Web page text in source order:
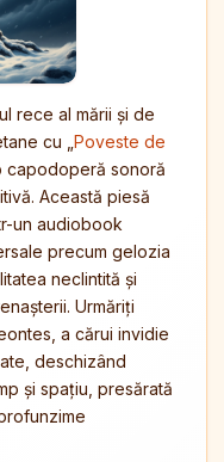
rece al mării și de
cu „ Poveste de
capodoperă sonoră
Această piesă
un audiobook
precum gelozia
neclintită și
Urmăriți
a cărui invidie
deschizând
și spațiu, presărată